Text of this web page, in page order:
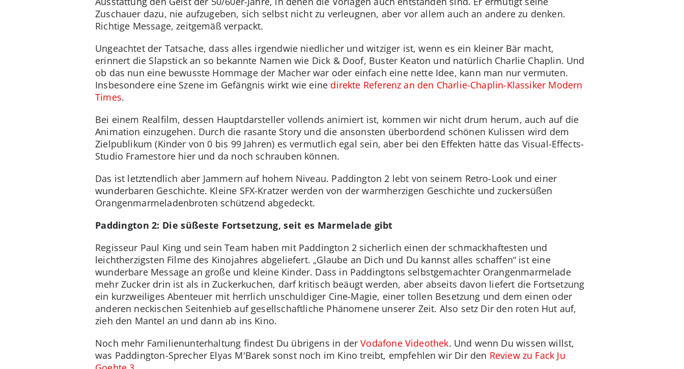
Zuschauer dazu, nie aufzugeben, sich selbst nicht zu verleugnen, aber vor allem auch an andere zu denken.
Richtige Message, zeitgemäß verpackt.
Ungeachtet der Tatsache, dass alles irgendwie niedlicher und witziger ist, wenn es ein kleiner Bär macht,
erinnert die Slapstick an so bekannte Namen wie Dick & Doof, Buster Keaton und natürlich Charlie Chaplin. Und
ob das nun eine bewusste Hommage der Macher war oder einfach eine nette Idee, kann man nur vermuten.
Insbesondere eine Szene im Gefängnis wirkt wie eine direkte Referenz an den Charlie-Chaplin-Klassiker Modern
Times.
Bei einem Realfilm, dessen Hauptdarsteller vollends animiert ist, kommen wir nicht drum herum, auch auf die
Animation einzugehen. Durch die rasante Story und die ansonsten überbordend schönen Kulissen wird dem
Zielpublikum (Kinder von 0 bis 99 Jahren) es vermutlich egal sein, aber bei den Effekten hätte das Visual-Effects-
Studio Framestore hier und da noch schrauben können.
Das ist letztendlich aber Jammern auf hohem Niveau. Paddington 2 lebt von seinem Retro-Look und einer
wunderbaren Geschichte. Kleine SFX-Kratzer werden von der warmherzigen Geschichte und zuckersüßen
Orangenmarmeladenbroten schützend abgedeckt.
Paddington 2: Die süßeste Fortsetzung, seit es Marmelade gibt
Regisseur Paul King und sein Team haben mit Paddington 2 sicherlich einen der schmackhaftesten und
leichtherzigsten Filme des Kinojahres abgeliefert. „Glaube an Dich und Du kannst alles schaffen“ ist eine
wunderbare Message an große und kleine Kinder. Dass in Paddingtons selbstgemachter Orangenmarmelade
mehr Zucker drin ist als in Zuckerkuchen, darf kritisch beäugt werden, aber abseits davon liefert die Fortsetzung
ein kurzweiliges Abenteuer mit herrlich unschuldiger Cine-Magie, einer tollen Besetzung und dem einen oder
anderen neckischen Seitenhieb auf gesellschaftliche Phänomene unserer Zeit. Also setz Dir den roten Hut auf,
zieh den Mantel an und dann ab ins Kino.
Noch mehr Familienunterhaltung findest Du übrigens in derVodafone Videothek. Und wenn Du wissen willst,
was Paddington-Sprecher Elyas M'Barek sonst noch im Kino treibt, empfehlen wir Dir den Review zu Fack Ju